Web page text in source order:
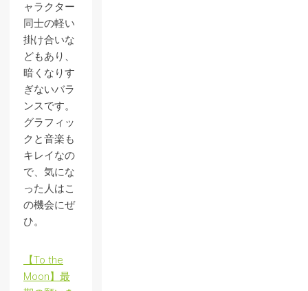
ャラクター
同士の軽い
掛け合いな
どもあり、
暗くなりす
ぎないバラ
ンスです。
グラフィッ
クと音楽も
キレイなの
で、気にな
った人はこ
の機会にぜ
ひ。
【To the
Moon】最